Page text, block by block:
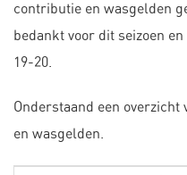
contributie en wasgelden
bedankt voor dit seizoen
19-20.
Onderstaand een
en wasgelden.